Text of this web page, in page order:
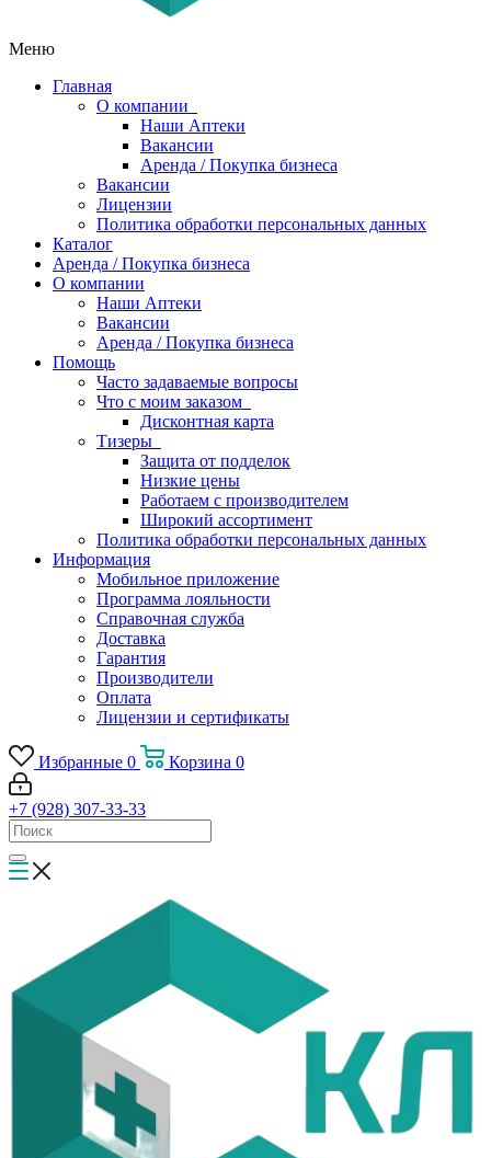
Меню
Главная
О компании
Наши Аптеки
Вакансии
Аренда / Покупка бизнеса
Вакансии
Лицензии
Политика обработки персональных данных
Каталог
Аренда / Покупка бизнеса
О компании
Наши Аптеки
Вакансии
Аренда / Покупка бизнеса
Помощь
Часто задаваемые вопросы
Что с моим заказом
Дисконтная карта
Тизеры
Защита от подделок
Низкие цены
Работаем с производителем
Широкий ассортимент
Политика обработки персональных данных
Информация
Мобильное приложение
Программа лояльности
Справочная служба
Доставка
Гарантия
Производители
Оплата
Лицензии и сертификаты
Избранные 0 Корзина 0
+7 (928) 307-33-33